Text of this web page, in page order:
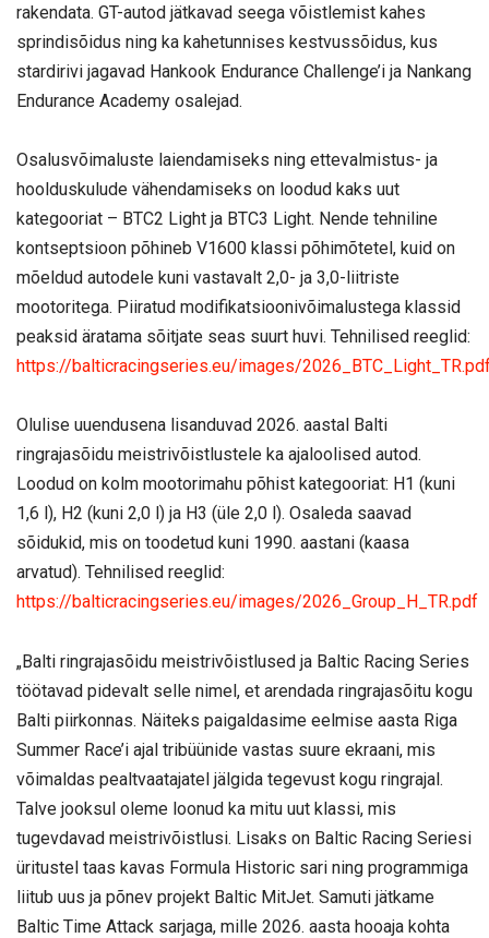
rakendata. GT-autod jätkavad seega võistlemist kahes
sprindisõidus ning ka kahetunnises kestvussõidus, kus
stardirivi jagavad Hankook Endurance Challenge’i ja Nankang
Endurance Academy osalejad.
Osalusvõimaluste laiendamiseks ning ettevalmistus- ja
hoolduskulude vähendamiseks on loodud kaks uut
kategooriat – BTC2 Light ja BTC3 Light. Nende tehniline
kontseptsioon põhineb V1600 klassi põhimõtetel, kuid on
mõeldud autodele kuni vastavalt 2,0- ja 3,0-liitriste
mootoritega. Piiratud modifikatsioonivõimalustega klassid
peaksid äratama sõitjate seas suurt huvi. Tehnilised reeglid:
https://balticracingseries.eu/images/
Olulise uuendusena lisanduvad 2026. aastal Balti
ringrajasõidu meistrivõistlustele ka ajaloolised autod.
Loodud on kolm mootorimahu põhist kategooriat: H1 (kuni
1,6 l), H2 (kuni 2,0 l) ja H3 (üle 2,0 l). Osaleda saavad
sõidukid, mis on toodetud kuni 1990. aastani (kaasa
arvatud). Tehnilised reeglid:
https://balticracingseries.eu/images/2026_Group_H_TR.pdf
„Balti ringrajasõidu meistrivõistlused ja Baltic Racing Series
töötavad pidevalt selle nimel, et arendada ringrajasõitu kogu
Balti piirkonnas. Näiteks paigaldasime eelmise aasta Riga
Summer Race’i ajal tribüünide vastas suure ekraani, mis
võimaldas pealtvaatajatel jälgida tegevust kogu ringrajal.
Talve jooksul oleme loonud ka mitu uut klassi, mis
tugevdavad meistrivõistlusi. Lisaks on Baltic Racing Seriesi
üritustel taas kavas Formula Historic sari ning programmiga
liitub uus ja põnev projekt Baltic MitJet. Samuti jätkame
Baltic Time Attack sarjaga, mille 2026. aasta hooaja kohta